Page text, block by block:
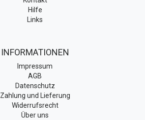
Hilfe
Links
INFORMATIONEN
Impressum
AGB
Datenschutz
Zahlung und Lieferung
Widerrufsrecht
Über uns